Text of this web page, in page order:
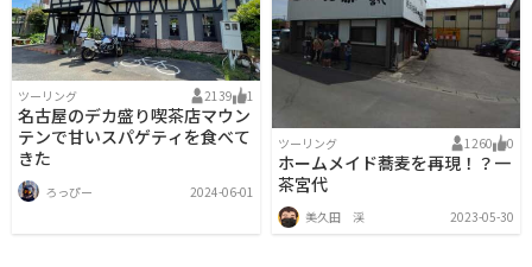
ツーリング 2139 1
名古屋のデカ盛り喫茶店マウン
テンで甘いスパゲティを食べて
きた
ろっぴー 2024-06-01
ツーリング 1260 0
ホームメイド蕎麦を再現！？一
茶宮代
美久田 渓 2023-05-30